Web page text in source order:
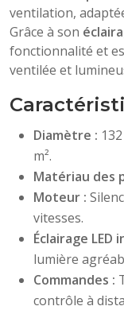
ventilation,
Grâce à son
fonctionnalité et
ventilée et
Diamètre :
m².
Matériau des
Moteur :
vitesses.
Éclairage LED
lumière
Commandes :
contrôle à